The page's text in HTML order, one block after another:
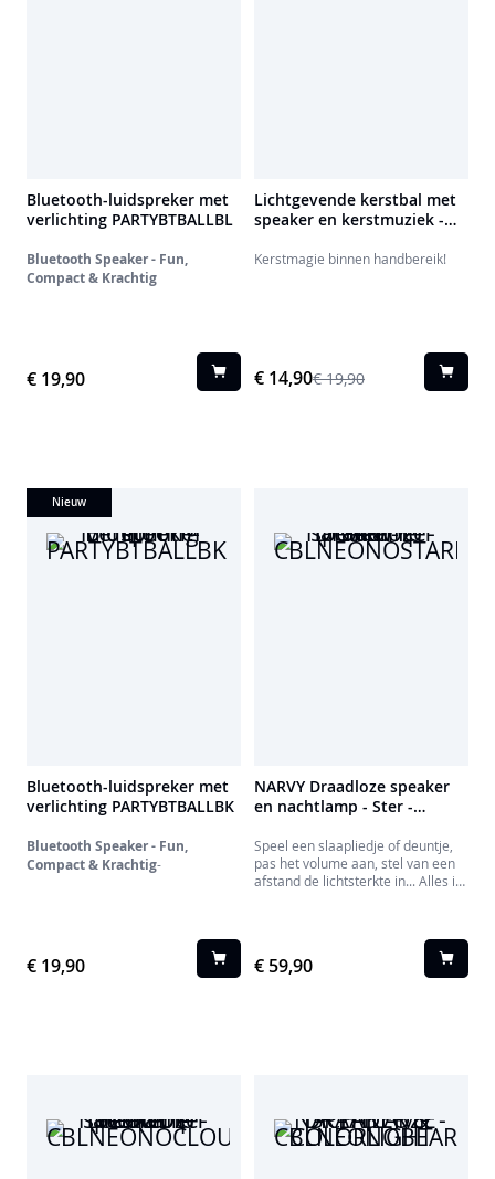
Bluetooth-luidspreker met
verlichting PARTYBTBALLBL
Bluetooth Speaker - Fun,
Compact & Krachtig
€ 19,90
Lichtgevende kerstbal met
speaker en kerstmuziek -
Kerstmagie binnen handbereik!
€ 19,90
€ 14,90
Nieuw
Bluetooth-luidspreker met
verlichting PARTYBTBALLBK
Bluetooth Speaker - Fun,
Compact & Krachtig-
€ 19,90
NARVY Draadloze speaker
en nachtlamp - Ster -
Speel een slaapliedje of deuntje,
pas het volume aan, stel van een
afstand de lichtsterkte in... Alles is
€ 59,90